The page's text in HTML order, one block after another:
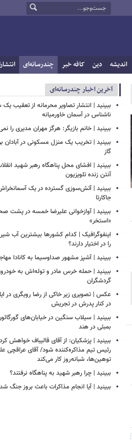
اندیشه دین کافه خبر چندرسانه‌ای
آخرین اخبار چندرسانه‌ای
ببینید | انتشار تصاویر محرمانه از تعقیب
ناشناس در آسمان خاورمیانه
ببینید | خانم بازیگر: هرگز مهران مدیری را
ببینید | تخریب یک منزل مسکونی در آبادان بر
گاز
ببینید | افشای محل پناهگاه‌ رهبر شهید
آنتن زنده تلویزیون
ببینید | ​​​​​​​آتش‌سوزی گسترده در یک
جاکارتا
ببینید | آوازخوانی علیرضا خمسه در پشت
«استخر»
اینفوگرافیک | کدام کشورها بیشترین آب
را در اختیار دارند؟
ببینید | آشپز مشهور صداوسیما به کانادا
ببینید | حمله خرس مادر و توله‌اش به
گردشگران
عکس | تصویری زیر خاکی از رضا رویگری در
در کنار پدرش در تجریش
ببینید | سیلاب‌ سنگین در خیابان‌های
بمبئی در هند
ببینید | پزشکیان: از آقای قالیباف خواهش
رئیس تیم مذاکره‌کننده شود/ آقای عراقچی
توهین‌ها، شبانه‌روز کار می‌کند
ببینید | چرا رهبر شهید به پناهگاه نرفتند؟
ببینید | آیا انجام مذاکرات باعث بروز جنگ